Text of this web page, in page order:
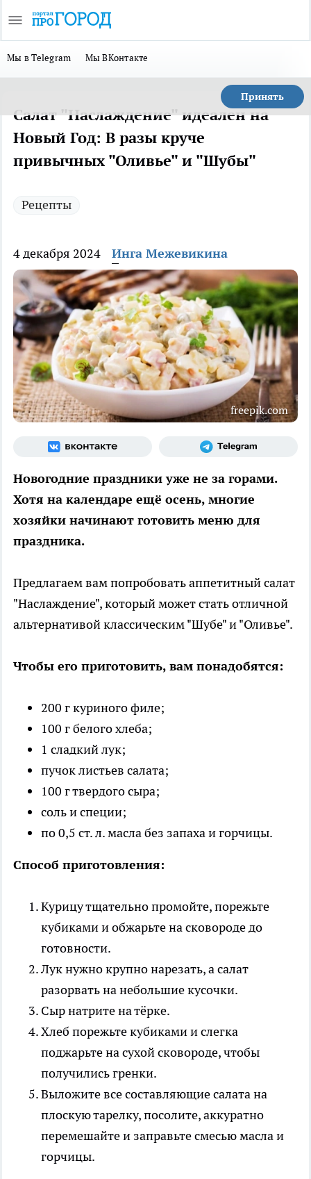
Мы в Telegram Мы ВКонтакте
Принять
Салат "Наслаждение" идеален на
Новый Год: В разы круче
привычных "Оливье" и "Шубы"
Рецепты
4 декабря 2024 Инга Межевикина
freepik.com
Новогодние праздники уже не за горами.
Хотя на календаре ещё осень, многие
хозяйки начинают готовить меню для
праздника.
Предлагаем вам попробовать аппетитный салат
"Наслаждение", который может стать отличной
альтернативой классическим "Шубе" и "Оливье".
Чтобы его приготовить, вам понадобятся:
200 г куриного филе;
100 г белого хлеба;
1 сладкий лук;
пучок листьев салата;
100 г твердого сыра;
соль и специи;
по 0,5 ст. л. масла без запаха и горчицы.
Способ приготовления:
Курицу тщательно промойте, порежьте
кубиками и обжарьте на сковороде до
готовности.
Лук нужно крупно нарезать, а салат
разорвать на небольшие кусочки.
Сыр натрите на тёрке.
Хлеб порежьте кубиками и слегка
поджарьте на сухой сковороде, чтобы
получились гренки.
Выложите все составляющие салата на
плоскую тарелку, посолите, аккуратно
перемешайте и заправьте смесью масла и
горчицы.